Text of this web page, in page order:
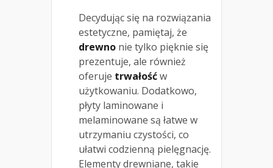
Decydując się na rozwiązania
estetyczne, pamiętaj, że
drewno nie tylko pięknie się
prezentuje, ale również
oferuje trwałośćw
użytkowaniu. Dodatkowo,
płyty laminowane i
melaminowane są łatwe w
utrzymaniu czystości, co
ułatwi codzienną pielęgnację.
Elementy drewniane, takie